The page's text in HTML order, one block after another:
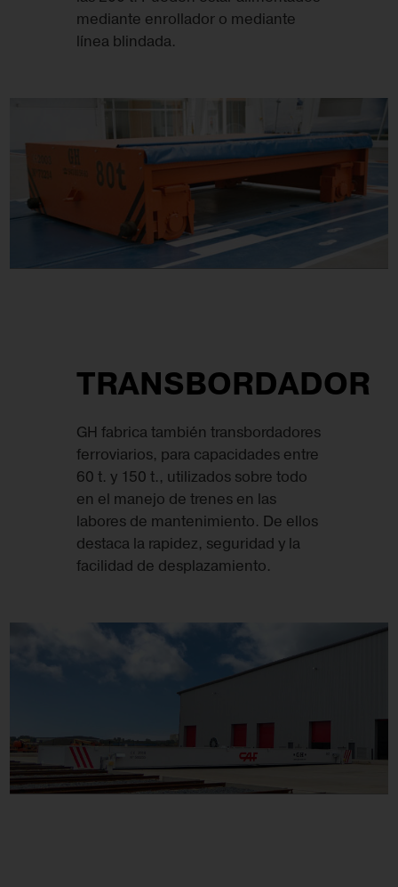
mediante enrollador o mediante
línea blindada.
TRANSBORDADOR
GH fabrica también transbordadores
ferroviarios, para capacidades entre
60 t. y 150 t., utilizados sobre todo
en el manejo de trenes en las
labores de mantenimiento. De ellos
destaca la rapidez, seguridad y la
facilidad de desplazamiento.